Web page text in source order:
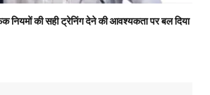
नियमों की सही ट्रेनिंग देने की आवश्यकता पर बल दिया